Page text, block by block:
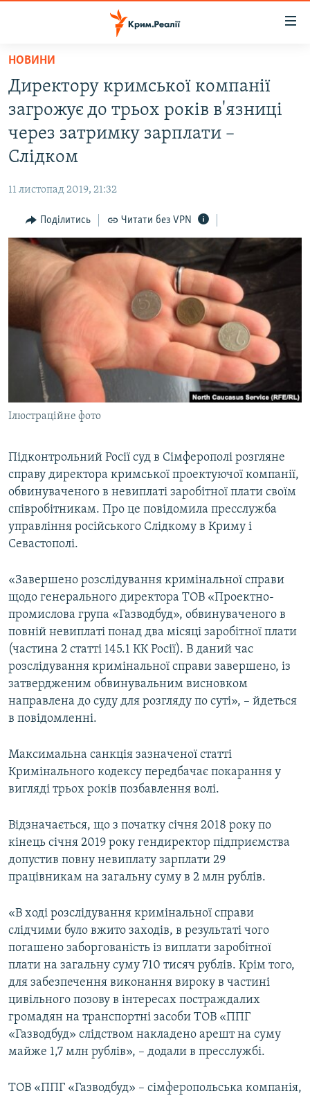
Перейти
основного
матеріалу
Перейти
основної
Перейти
пошуку
ВОДА.КРИМ
ВІДЕО ТА ФОТО
ПОЛІТИКА
ІНТЕРВ'Ю
ВСЕ ЗА ДЕНЬ
СПЕЦПРОЕКТИ
ДЕПОРТАЦІЯ
СВІДЧЕННЯ ОКУПАЦІЇ
УКРАЇНСЬКА ПРОБЛЕМА КРИМУ
ІНФОГРАФІКА
ЯК ОБІЙТИ БЛОКУВАННЯ
Русский
Qırımtatar
ДОЛУЧАЙСЯ!
Усі сайти RFE/RL
НОВИНИ
Директору кримської компанії
загрожує до трьох років в'язниці
через затримку зарплати –
Слідком
11 листопад 2019, 21:32
Поділитись Читати без VPN
Ілюстраційне фото
Підконтрольний Росії суд в Сімферополі розгляне
справу директора кримської проектуючої компанії,
обвинуваченого в невиплаті заробітної плати своїм
співробітникам. Про це повідомила пресслужба
управління російського Слідкому в Криму і
Севастополі.
«Завершено розслідування кримінальної справи
щодо генерального директора ТОВ «Проектно-
промислова група «Газводбуд», обвинуваченого в
повній невиплаті понад два місяці заробітної плати
(частина 2 статті 145.1 КК Росії). В даний час
розслідування кримінальної справи завершено, із
затвердженим обвинувальним висновком
направлена до суду для розгляду по суті», – йдеться
в повідомленні.
Максимальна санкція зазначеної статті
Кримінального кодексу передбачає покарання у
вигляді трьох років позбавлення волі.
Відзначається, що з початку січня 2018 року по
кінець січня 2019 року гендиректор підприємства
допустив повну невиплату зарплати 29
працівникам на загальну суму в 2 млн рублів.
«В ході розслідування кримінальної справи
слідчими було вжито заходів, в результаті чого
погашено заборгованість із виплати заробітної
плати на загальну суму 710 тисяч рублів. Крім того,
для забезпечення виконання вироку в частині
цивільного позову в інтересах постраждалих
громадян на транспортні засоби ТОВ «ППГ
«Газводбуд» слідством накладено арешт на суму
майже 1,7 млн рублів», – додали в пресслужбі.
ТОВ «ППГ «Газводбуд» – сімферопольська компанія,